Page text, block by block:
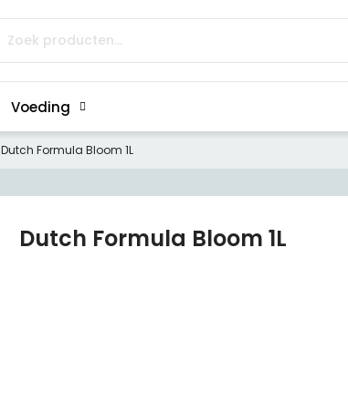
Voeding
Dutch Formula Bloom 1L
Dutch Formula Bloom 1L